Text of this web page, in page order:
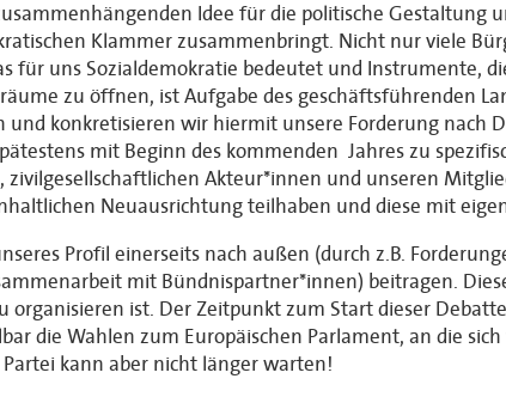
Idee für die politische Gestaltung
Klammer zusammenbringt. Nicht nur viele
für uns Sozialdemokratie bedeutet und Instrumente,
zu öffnen, ist Aufgabe des geschäftsführenden
konkretisieren wir hiermit unsere Forderung nach
mit Beginn des kommenden Jahres zu
Akteur*innen und unseren
Neuausrichtung teilhaben und diese mit
Profil einerseits nach außen (durch z.B.
mit Bündnispartner*innen) beitragen.
organisieren ist. Der Zeitpunkt zum Start dieser
die Wahlen zum Europäischen Parlament, an die
kann aber nicht länger warten!